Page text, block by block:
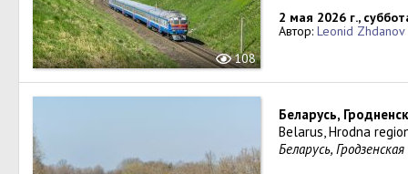
108
2 мая 2026 г.,
Автор: Leonid Zhdanov
Беларусь,
Belarus, Hrodna
Беларусь,